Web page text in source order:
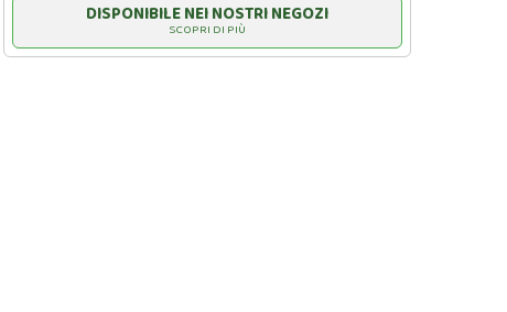
DISPONIBILE NEI NOSTRI NEGOZI
SCOPRI DI PIÙ